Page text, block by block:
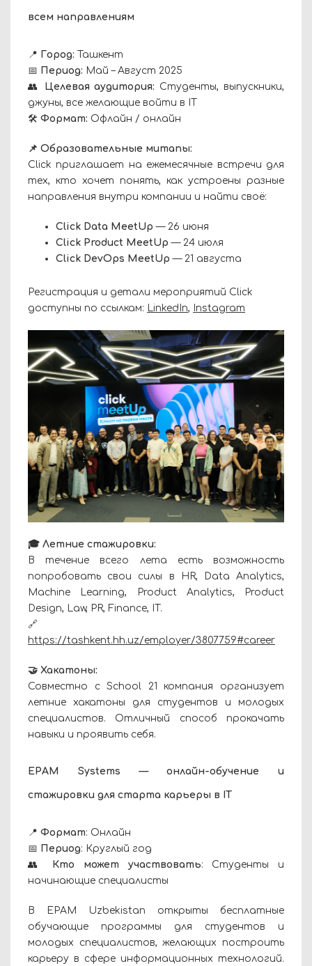
всем направлениям
📍 Город: Ташкент
📅 Период: Май – Август 2025
👥
Целевая аудитория: Студенты, выпускники,
джуны, все желающие войти в IT
🛠️ Формат: Офлайн / онлайн
📌 Образовательные митапы:
Click приглашает на ежемесячные встречи для
тех, кто хочет понять, как устроены разные
направления внутри компании и найти своё:
Click Data MeetUp — 26 июня
Click Product MeetUp — 24 июля
Click DevOps MeetUp — 21 августа
Регистрация и детали мероприятий Click
доступны по ссылкам: LinkedIn, Instagram
🎓 Летние стажировки:
В течение всего лета есть возможность
попробовать свои силы в HR, Data Analytics,
Machine Learning, Product Analytics, Product
Design, Law, PR, Finance, IT.
🔗
https://tashkent.hh.uz/employer/3807759#career
🤝 Хакатоны:
Совместно с School 21 компания организует
летние хакатоны для студентов и молодых
специалистов. Отличный способ прокачать
навыки и проявить себя.
EPAM Systems — онлайн-обучение и
стажировки для старта карьеры в IT
📍 Формат: Онлайн
📅 Период: Круглый год
👥
Кто может участвовать: Студенты и
начинающие специалисты
В EPAM Uzbekistan открыты бесплатные
обучающие программы для студентов и
молодых специалистов, желающих построить
карьеру в сфере информационных технологий.